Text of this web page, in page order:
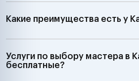
Какие преимущества есть у
Услуги по выбору мастера в
бесплатные?